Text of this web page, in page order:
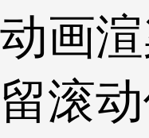
动画
留滚